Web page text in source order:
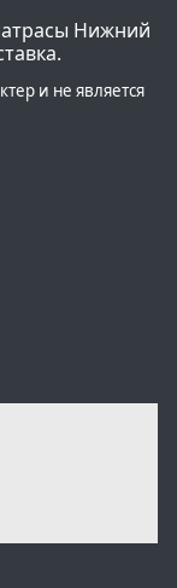
Нижний
и не является